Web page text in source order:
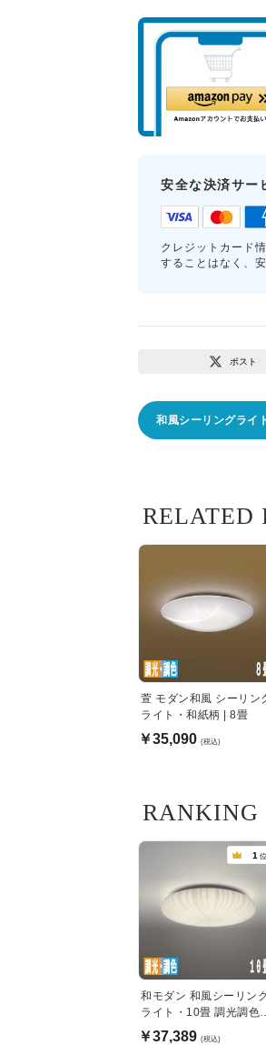
安全な決済サー
クレジットカード
することはなく、
ポスト
和風シーリングライ
RELATED
萱 モダン和風 シーリン
ライト・和紙柄 | 8畳
￥35,090 (税込)
RANKING
1 位
和モダン 和風シーリン
ライト・10畳 調光調色機
能 | リモコン付
￥37,389 (税込)